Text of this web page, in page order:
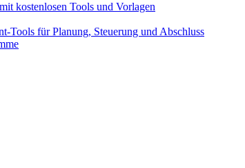
kostenlosen Tools und Vorlagen
Tools für Planung, Steuerung und Abschluss